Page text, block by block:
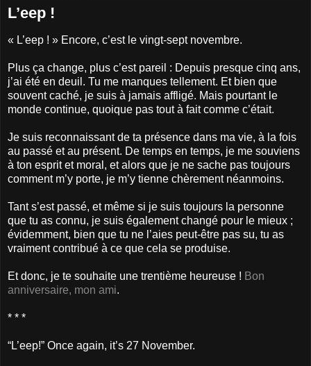
L’eep !
« L’eep ! » Encore, c’est le vingt-sept novembre.
Plus ça change, plus c’est pareil : Depuis presque cinq ans,
j’ai été en deuil. Tu me manques tellement. Et bien que
souvent caché, je suis à jamais affligé. Mais pourtant le
monde continue, quoique pas tout à fait comme c’était.
Je suis reconnaissant de ta présence dans ma vie, à la fois
au passé et au présent. De temps en temps, je me souviens
à ton esprit et moral, et alors que je ne sache pas toujours
comment m’y porte, je m’y tienne chèrement néanmoins.
Tant s’est passé, et même si je suis toujours la personne
que tu as connu, je suis également changé pour le mieux ;
évidemment, bien que tu ne l’aies peut-être pas su, tu as
vraiment contribué à ce que cela se produise.
Et donc, je te souhaite une trentième heureuse ! Bon
anniversaire, mon ami.
* * *
“L’eep!” Once again, it’s 27 November.